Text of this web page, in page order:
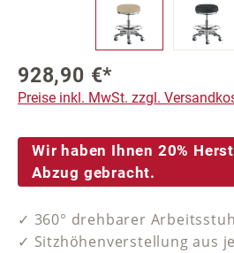
928,90 €*
Preise inkl. MwSt. zzgl.
Wir haben Ihnen 20%
Abzug gebracht.
✓ 360° drehbarer
✓ Sitzhöhenverstellung aus